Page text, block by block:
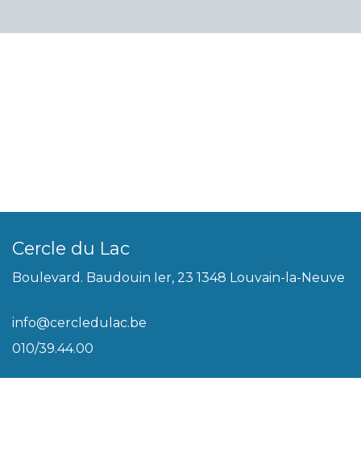
Cercle du Lac
Boulevard. Baudouin Ier, 23 1348 Louvain-la-Neuve
info@cercledulac.be
010/39.44.00